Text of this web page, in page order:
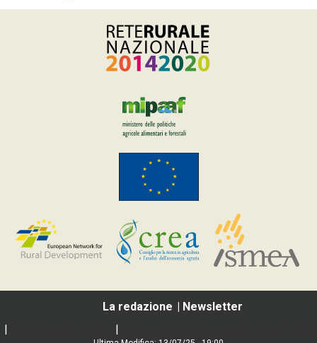
La redazione
Newsletter
|
|